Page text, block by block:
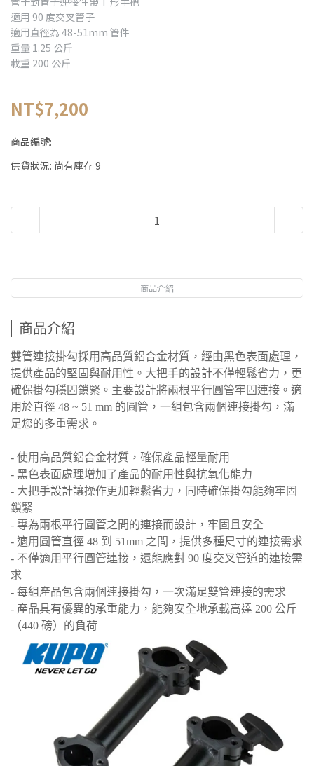
適用 90 度交叉管子
適用直徑為 48-51mm 管件
重量 1.25 公斤
載重 200 公斤
NT$7,200
商品編號:
供貨狀況: 尚有庫存 9
商品介紹
商品介紹
雙管連接掛勾採用高品質鋁合金材質，經由黑色表面處理，
提供產品的堅固與耐用性。大把手的設計不僅輕鬆省力，更
確保掛勾穩固鎖緊。主要設計將兩根平行圓管牢固連接。適
用於直徑 48 ~ 51 mm 的圓管，一組包含兩個連接掛勾，滿
足您的多重需求。
- 使用高品質鋁合金材質，確保產品輕量耐用
- 黑色表面處理增加了產品的耐用性與抗氧化能力
- 大把手設計讓操作更加輕鬆省力，同時確保掛勾能夠牢固
鎖緊
- 專為兩根平行圓管之間的連接而設計，牢固且安全
- 適用圓管直徑 48 到 51mm 之間，提供多種尺寸的連接需求
- 不僅適用平行圓管連接，還能應對 90 度交叉管道的連接需
求
- 每組產品包含兩個連接掛勾，一次滿足雙管連接的需求
- 產品具有優異的承重能力，能夠安全地承載高達 200 公斤
（440 磅）的負荷